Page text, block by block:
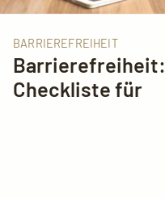
BARRIEREFREIHEIT
Barrierefreiheit:
Checkliste für